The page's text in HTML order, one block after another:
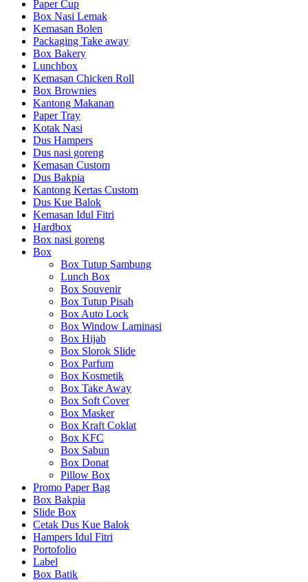
Paper Cup
Box Nasi Lemak
Kemasan Bolen
Packaging Take away
Box Bakery
Lunchbox
Kemasan Chicken Roll
Box Brownies
Kantong Makanan
Paper Tray
Kotak Nasi
Dus Hampers
Dus nasi goreng
Kemasan Custom
Dus Bakpia
Kantong Kertas Custom
Dus Kue Balok
Kemasan Idul Fitri
Hardbox
Box nasi goreng
Box
Box Tutup Sambung
Lunch Box
Box Souvenir
Box Tutup Pisah
Box Auto Lock
Box Window Laminasi
Box Hijab
Box Slorok Slide
Box Parfum
Box Kosmetik
Box Take Away
Box Soft Cover
Box Masker
Box Kraft Coklat
Box KFC
Box Sabun
Box Donat
Pillow Box
Promo Paper Bag
Box Bakpia
Slide Box
Cetak Dus Kue Balok
Hampers Idul Fitri
Portofolio
Label
Box Batik